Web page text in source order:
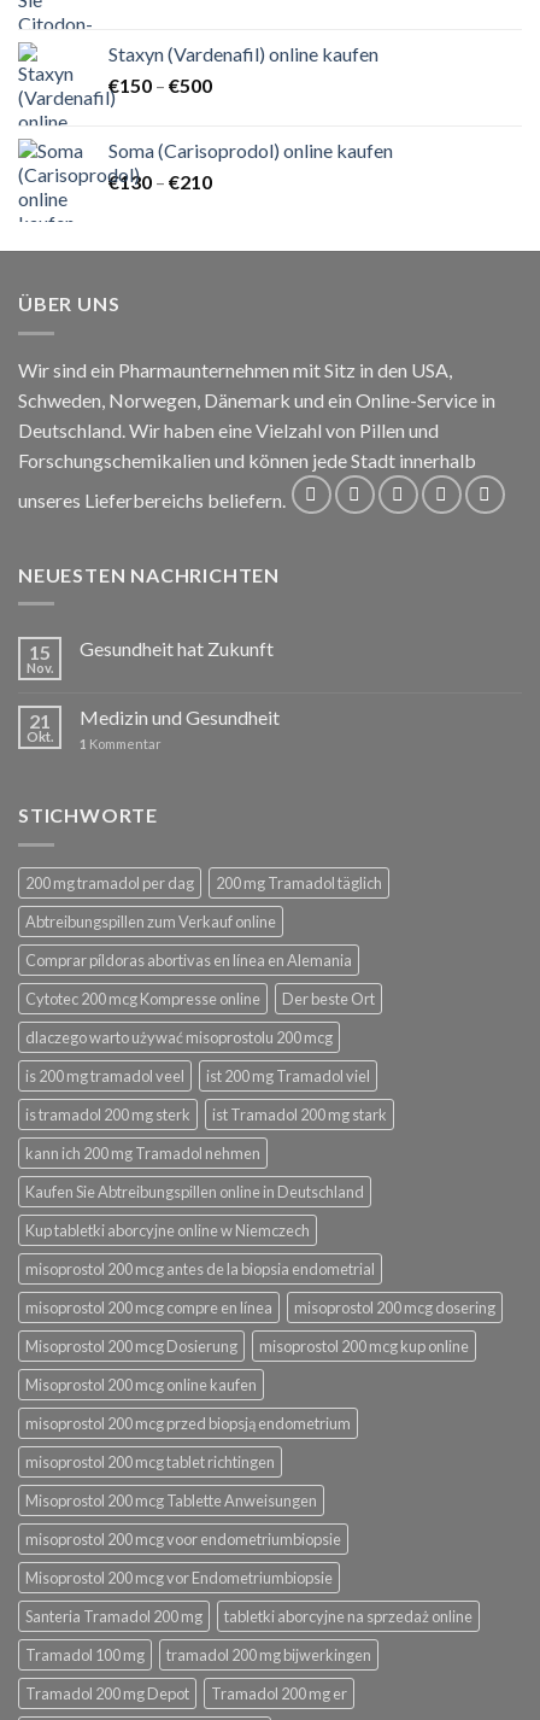
€820
Staxyn (Vardenafil) online kaufen
€150 – €500Preisspanne:
€500
Soma (Carisoprodol) online kaufen
€130 – €210Preisspanne:
€210
ÜBER UNS
Wir sind ein Pharmaunternehmen mit Sitz in den USA,
Schweden, Norwegen, Dänemark und ein Online-Service in
Deutschland. Wir haben eine Vielzahl von Pillen und
Forschungschemikalien und können jede Stadt innerhalb
unseres Lieferbereichs beliefern.
NEUESTEN NACHRICHTEN
15
Nov.
Gesundheit hat Zukunft
21
Okt.
Medizin und Gesundheit
1 Kommentar
STICHWORTE
200 mg tramadol per dag
200 mg Tramadol täglich
Abtreibungspillen zum Verkauf online
Comprar píldoras abortivas en línea en Alemania
Cytotec 200 mcg Kompresse online
Der beste Ort
dlaczego warto używać misoprostolu 200 mcg
is 200 mg tramadol veel
ist 200 mg Tramadol viel
is tramadol 200 mg sterk
ist Tramadol 200 mg stark
kann ich 200 mg Tramadol nehmen
Kaufen Sie Abtreibungspillen online in Deutschland
Kup tabletki aborcyjne online w Niemczech
misoprostol 200 mcg antes de la biopsia endometrial
misoprostol 200 mcg compre en línea
misoprostol 200 mcg dosering
Misoprostol 200 mcg Dosierung
misoprostol 200 mcg kup online
Misoprostol 200 mcg online kaufen
misoprostol 200 mcg przed biopsją endometrium
misoprostol 200 mcg tablet richtingen
Misoprostol 200 mcg Tablette Anweisungen
misoprostol 200 mcg voor endometriumbiopsie
Misoprostol 200 mcg vor Endometriumbiopsie
Santeria Tramadol 200 mg
tabletki aborcyjne na sprzedaż online
Tramadol 100 mg
tramadol 200 mg bijwerkingen
Tramadol 200 mg Depot
Tramadol 200 mg er